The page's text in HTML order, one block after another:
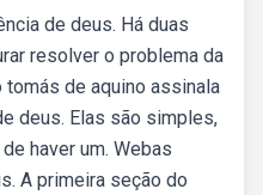
de deus. Há duas
resolver o problema da
de aquino assinala
deus. Elas são simples,
haver um. Webas
A primeira seção do